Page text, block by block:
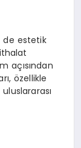
de estetik
açısından
özellikle